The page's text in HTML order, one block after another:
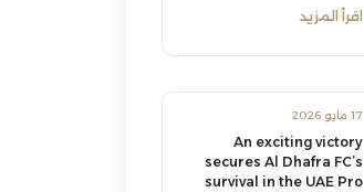
اقرأ المزيد
17 مايو 2026
An exciting victory
secures Al Dhafra FC’s
survival in the UAE Pro